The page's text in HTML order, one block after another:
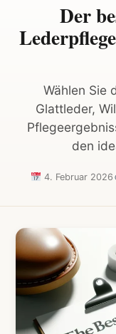
Der
Wählen Sie
Glattleder,
den
4. Februar 2026